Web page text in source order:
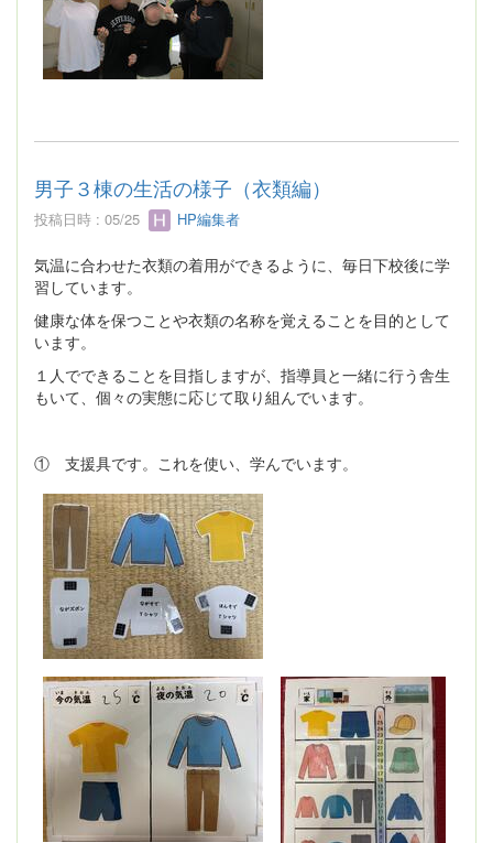
男子３棟の生活の様子（衣類編）
投稿日時 : 05/25 HP編集者
気温に合わせた衣類の着用ができるように、毎日下校後に学
習しています。
健康な体を保つことや衣類の名称を覚えることを目的として
います。
１人でできることを目指しますが、指導員と一緒に行う舎生
もいて、個々の実態に応じて取り組んでいます。
① 支援具です。これを使い、学んでいます。